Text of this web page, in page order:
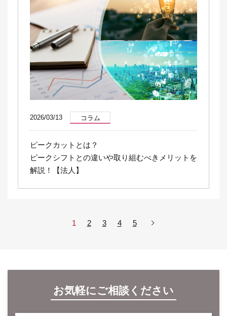
2026/03/13 コラム
ピークカットとは？
ピークシフトとの違いや取り組むべきメリットを
解説！【法人】
1 2 3 4 5
お気軽にご相談ください